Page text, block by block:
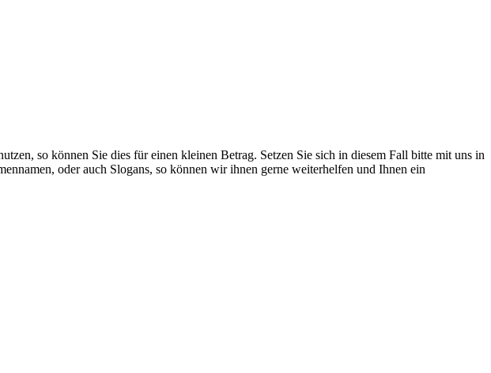
so können Sie dies für einen kleinen Betrag. Setzen Sie sich in diesem Fall bitte mit uns in
oder auch Slogans, so können wir ihnen gerne weiterhelfen und Ihnen ein